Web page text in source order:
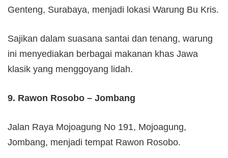
Genteng, Surabaya, menjadi lokasi Warung Bu Kris.
Sajikan dalam suasana santai dan tenang, warung
ini menyediakan berbagai makanan khas Jawa
klasik yang menggoyang lidah.
9. Rawon Rosobo – Jombang
Jalan Raya Mojoagung No 191, Mojoagung,
Jombang, menjadi tempat Rawon Rosobo.